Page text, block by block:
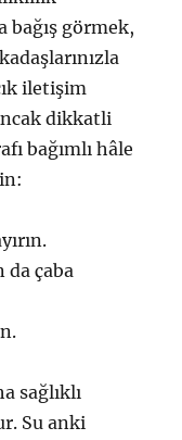
görmek,
iletişim
dikkatli
bağımlı hâle
da çaba
sağlıklı
Su anki